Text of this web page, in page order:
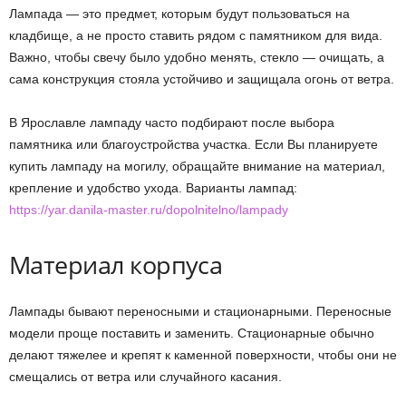
Лампада — это предмет, которым будут пользоваться на
кладбище, а не просто ставить рядом с памятником для вида.
Важно, чтобы свечу было удобно менять, стекло — очищать, а
сама конструкция стояла устойчиво и защищала огонь от ветра.
В Ярославле лампаду часто подбирают после выбора
памятника или благоустройства участка. Если Вы планируете
купить лампаду на могилу, обращайте внимание на материал,
крепление и удобство ухода. Варианты лампад:
https://yar.danila-master.ru/dopolnitelno/lampady
Материал корпуса
Лампады бывают переносными и стационарными. Переносные
модели проще поставить и заменить. Стационарные обычно
делают тяжелее и крепят к каменной поверхности, чтобы они не
смещались от ветра или случайного касания.